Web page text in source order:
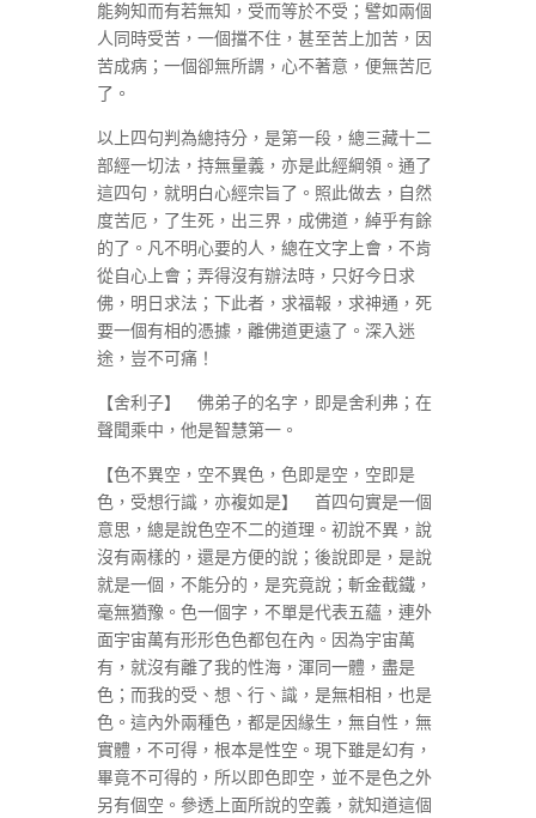
能夠知而有若無知，受而等於不受；譬如兩個
人同時受苦，一個擋不住，甚至苦上加苦，因
苦成病；一個卻無所謂，心不著意，便無苦厄
了。
以上四句判為總持分，是第一段，總三藏十二
部經一切法，持無量義，亦是此經綱領。通了
這四句，就明白心經宗旨了。照此做去，自然
度苦厄，了生死，出三界，成佛道，綽乎有餘
的了。凡不明心要的人，總在文字上會，不肯
從自心上會；弄得沒有辦法時，只好今日求
佛，明日求法；下此者，求福報，求神通，死
要一個有相的憑據，離佛道更遠了。深入迷
途，豈不可痛！
【舍利子】 佛弟子的名字，即是舍利弗；在
聲聞乘中，他是智慧第一。
【色不異空，空不異色，色即是空，空即是
色，受想行識，亦複如是】 首四句實是一個
意思，總是說色空不二的道理。初說不異，說
沒有兩樣的，還是方便的說；後說即是，是說
就是一個，不能分的，是究竟說；斬金截鐵，
毫無猶豫。色一個字，不單是代表五蘊，連外
面宇宙萬有形形色色都包在內。因為宇宙萬
有，就沒有離了我的性海，渾同一體，盡是
色；而我的受、想、行、識，是無相相，也是
色。這內外兩種色，都是因緣生，無自性，無
實體，不可得，根本是性空。現下雖是幻有，
畢竟不可得的，所以即色即空，並不是色之外
另有個空。參透上面所說的空義，就知道這個